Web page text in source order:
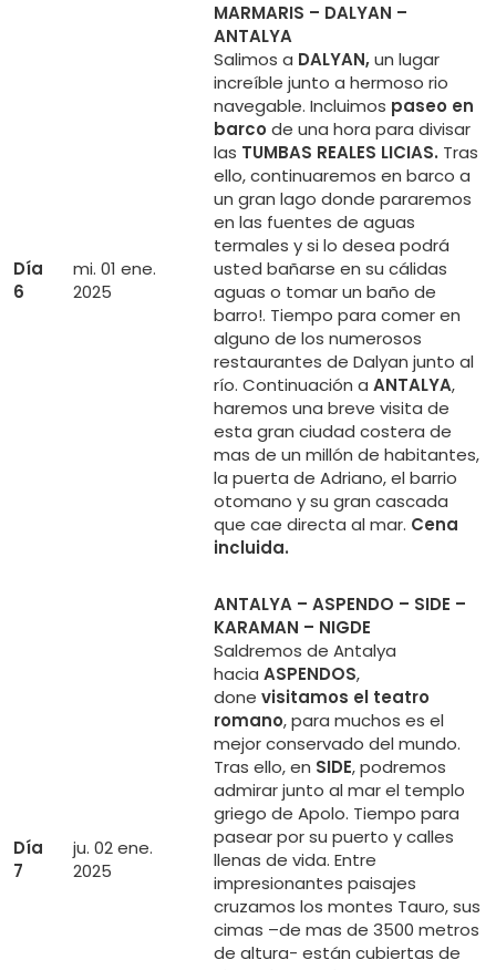
Día
6
mi. 01 ene.
2025
MARMARIS – DALYAN –
ANTALYA
Salimos a DALYAN,un lugar
increíble junto a hermoso rio
navegable. Incluimos paseo en
barco de una hora para divisar
las TUMBAS REALES LICIAS. Tras
ello, continuaremos en barco a
un gran lago donde pararemos
en las fuentes de aguas
termales y si lo desea podrá
usted bañarse en su cálidas
aguas o tomar un baño de
barro!. Tiempo para comer en
alguno de los numerosos
restaurantes de Dalyan junto al
río. Continuación a ANTALYA,
haremos una breve visita de
esta gran ciudad costera de
mas de un millón de habitantes,
la puerta de Adriano, el barrio
otomano y su gran cascada
que cae directa al mar. Cena
incluida.
Día
7
ju. 02 ene.
2025
ANTALYA – ASPENDO – SIDE –
KARAMAN – NIGDE
Saldremos de Antalya
hacia ASPENDOS,
done visitamos el teatro
romano, para muchos es el
mejor conservado del mundo.
Tras ello, en SIDE, podremos
admirar junto al mar el templo
griego de Apolo. Tiempo para
pasear por su puerto y calles
llenas de vida. Entre
impresionantes paisajes
cruzamos los montes Tauro, sus
cimas –de mas de 3500 metros
de altura- están cubiertas de